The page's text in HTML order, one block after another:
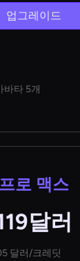
업그레이드
바타 5개
프로 맥스
달러
달러/크레딧